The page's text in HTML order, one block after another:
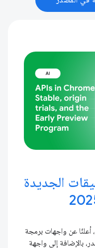
الجديدة
في مؤتمر Google I / O لعام 2025، أعلنّا عن واجهات برمجة
بالإضافة إلى واجهة